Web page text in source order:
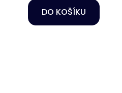
DO KOŠÍKU